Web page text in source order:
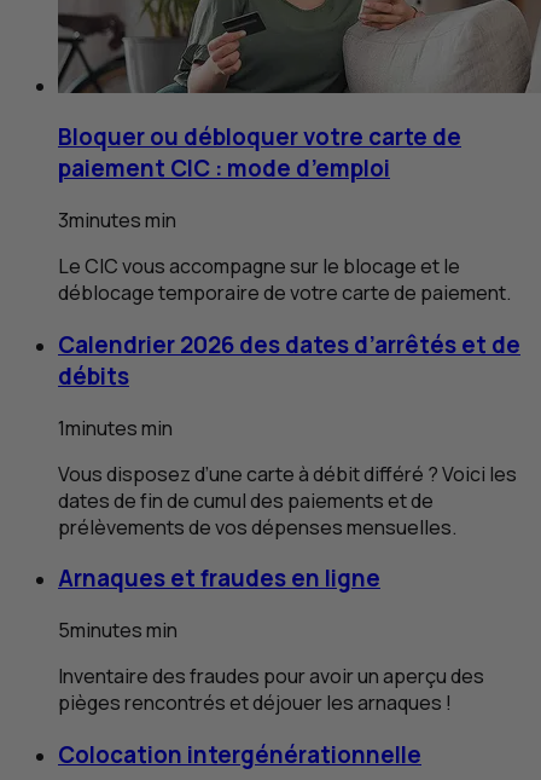
Bloquer ou débloquer votre carte de
paiement CIC : mode d’emploi
3minutesmin
LeCICvous accompagne sur le blocage et le
déblocage temporaire de votre carte de paiement.
Calendrier 2026 des dates d’arrêtés et de
débits
1minutesmin
Vous disposez d’une carte à débit différé ? Voici les
dates de fin de cumul des paiements et de
prélèvements de vos dépenses mensuelles.
Arnaques et fraudes en ligne
5minutesmin
Inventaire des fraudes pour avoir un aperçu des
pièges rencontrés et déjouer les arnaques !
Colocation intergénérationnelle